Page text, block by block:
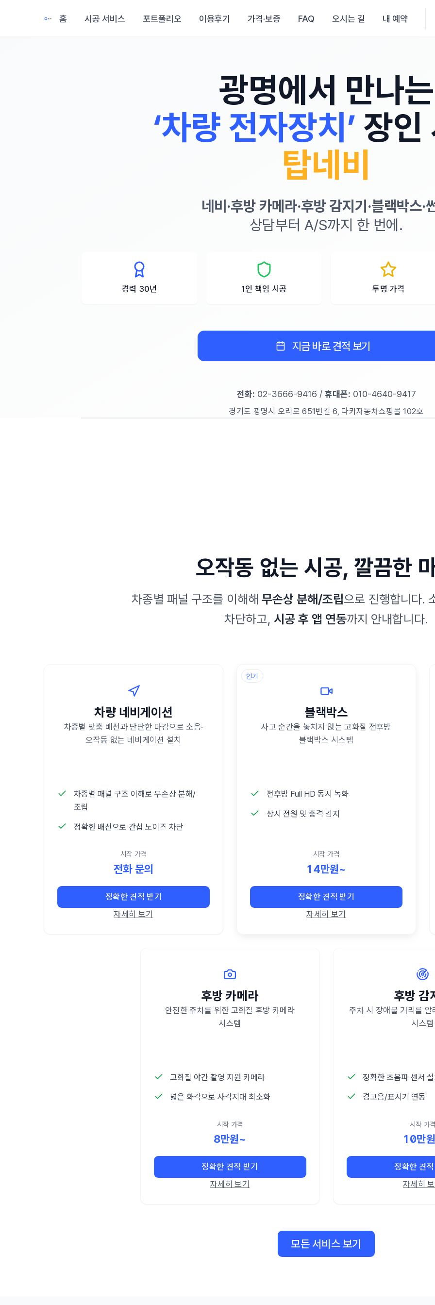
홈 시공 서비스 포트폴리오 이용후기 가격·보증 FAQ 오시는 길 내 예약
광명에서 만나는
‘차량 전자장치’ 장인
탑네비
네비·후방 카메라·후방 감지기·블랙박스·
상담부터 A/S까지 한 번에.
경력 30년 1인 책임 시공 투명 가격
지금 바로 견적 보기
전화: 02-3666-9416 / 휴대폰: 010-4640-9417
경기도 광명시 오리로 651번길 6, 다카자동차쇼핑몰 102호
오작동 없는 시공, 깔끔한
차종별 패널 구조를 이해해 무손상 분해/조립으로 진행합니다.
차단하고, 시공 후 앱 연동까지 안내합니다.
차량 네비게이션
차종별 맞춤 배선과 단단한 마감으로 소음·
오작동 없는 네비게이션 설치
차종별 패널 구조 이해로 무손상 분해/
조립
정확한 배선으로 간섭 노이즈 차단
시작 가격
전화 문의
정확한 견적 받기
자세히 보기
인기
블랙박스
사고 순간을 놓치지 않는 고화질 전후방
블랙박스 시스템
전후방 Full HD 동시 녹화
상시 전원 및 충격 감지
시작 가격
14만원~
정확한 견적 받기
자세히 보기
후방 카메라
안전한 주차를 위한 고화질 후방 카메라
시스템
고화질 야간 촬영 지원 카메라
넓은 화각으로 사각지대 최소화
시작 가격
8만원~
정확한 견적 받기
자세히 보기
후방 감
주차 시 장애물 거리를 알
시스템
정확한 초음파 센서 설
경고음/표시기 연동
시작 가격
10만
정확한 견적
자세히 보
모든 서비스 보기